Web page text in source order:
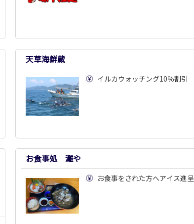
天草海鮮蔵
イルカウォッチング10％割引
お食事処 灘や
お食事をされた方へアイス進呈